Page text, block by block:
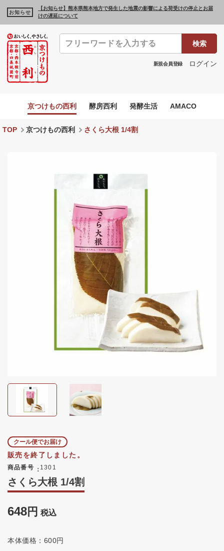
お知らせ
【お知らせ】熊本県熊本地方で発生した地震の影響による荷受けの停止とお届
けの遅延について
検索
新規会員登録 ログイン
京つけもの西利 酵房西利 発酵生活 AMACO
TOP 京つけもの西利 さくら大根 1/4割
クール便でお届け
販売を終了しました。
商品番号 1301
さくら大根 1/4割
648 税込
本体価格：600円